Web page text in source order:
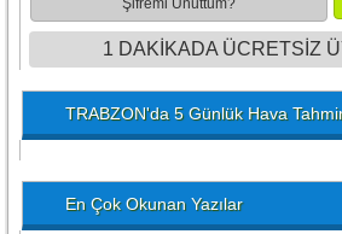
Şifremi Unuttum?
1 DAKİKADA ÜCRETSİZ
TRABZON'da 5 Günlük Hava
En Çok Okunan Yazılar